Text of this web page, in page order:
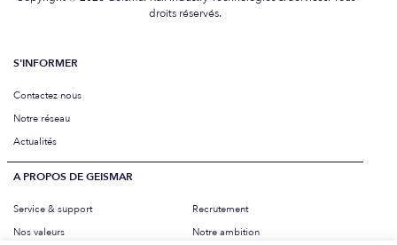
droits réservés.
S'INFORMER
Contactez nous
Notre réseau
Actualités
A PROPOS DE GEISMAR
Service & support
Recrutement
Nos valeurs
Notre ambition